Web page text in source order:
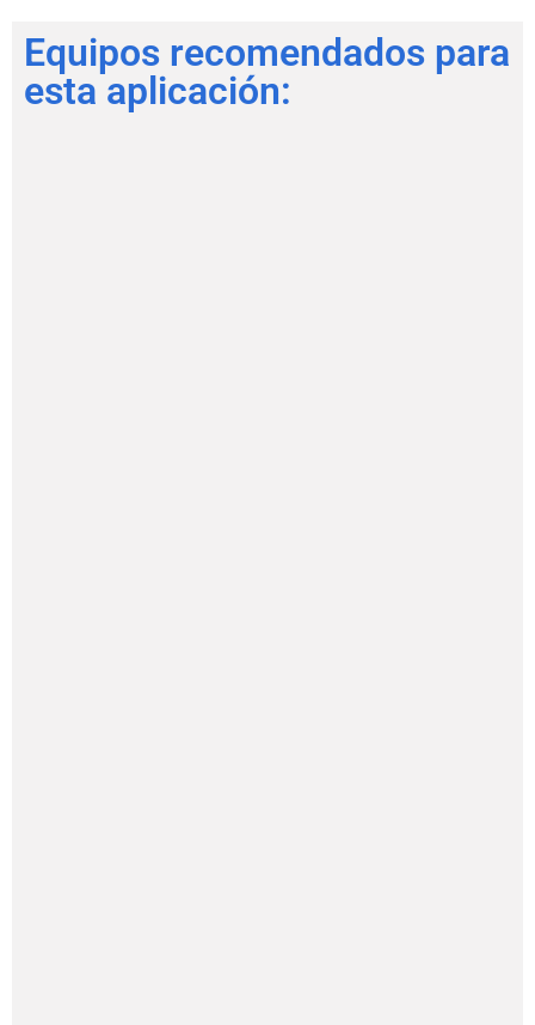
Equipos recomendados para
esta aplicación: